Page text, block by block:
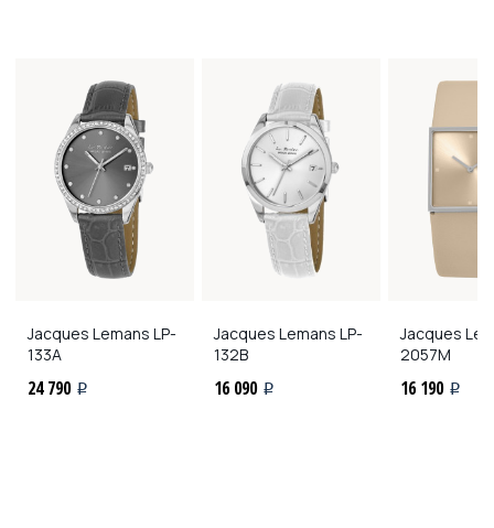
Jacques Lemans LP-
133A
24 790 i
Jacques Lemans LP-
132B
16 090 i
Jacques
2057M
16 190 i